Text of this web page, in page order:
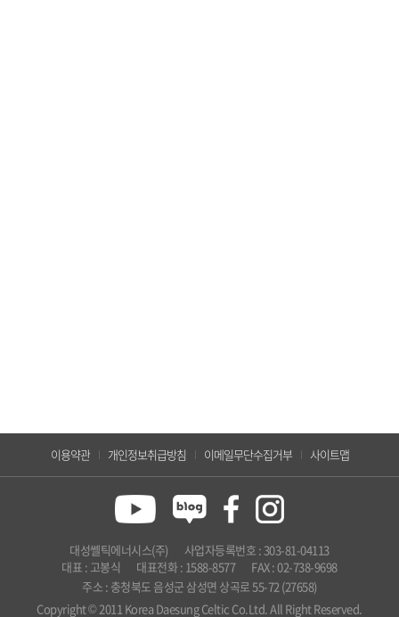
이용약관 개인정보취급방침 이메일무단수집거부 사이트맵
대성쎌틱에너시스(주)
사업자등록번호 : 303-81-04113
대표 : 고봉식
대표전화 : 1588-8577
FAX : 02-738-9698
주소 : 충청북도 음성군 삼성면 상곡로 55-72 (27658)
Copyright © 2011 Korea Daesung Celtic Co.Ltd. All Right Reserved.